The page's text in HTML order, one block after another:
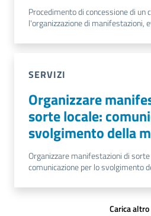
Procedimento di concessione di un
l'organizzazione di manifestazioni,
SERVIZI
Organizzare
sorte locale:
svolgimento della
Organizzare manifestazioni di
comunicazione per lo svolgimento
Carica altro